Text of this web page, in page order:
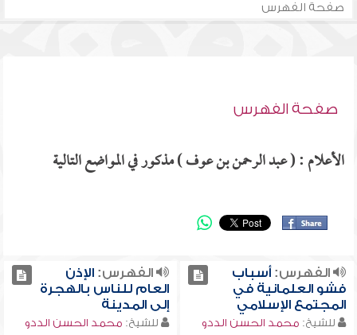
صفحة الفهرس
صفحة الفهرس
الأعلام : ( عبد الرحمن بن عوف ) مذكور في المواضع التالية
الفهرس:أسباب
فشو العلمانية في
المجتمع الإسلامي
للشيخ: محمد الحسن الددو
الفهرس:الإذن
العام للناس بالهجرة
إلى المدينة
للشيخ: محمد الحسن الددو